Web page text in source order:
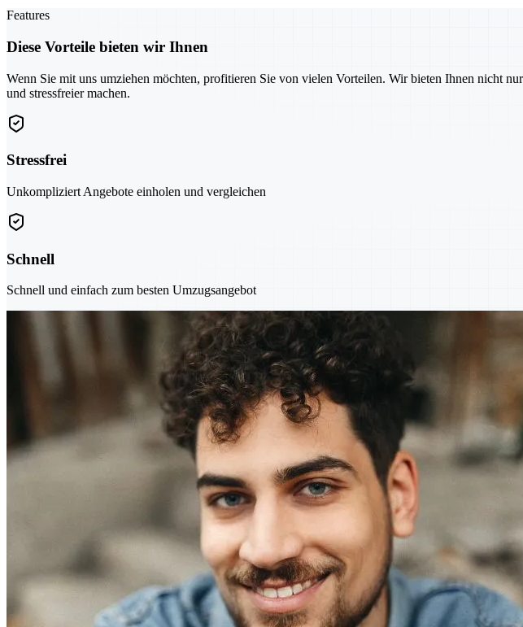
Features
Diese Vorteile bieten wir Ihnen
Wenn Sie mit uns umziehen möchten, profitieren Sie von vielen Vorteilen. Wir bieten Ihnen nicht
und stressfreier machen.
Stressfrei
Unkompliziert Angebote einholen und vergleichen
Schnell
Schnell und einfach zum besten Umzugsangebot